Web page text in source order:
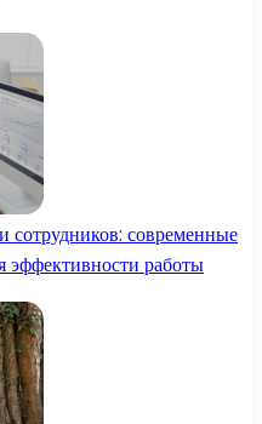
сотрудников: современные
работы